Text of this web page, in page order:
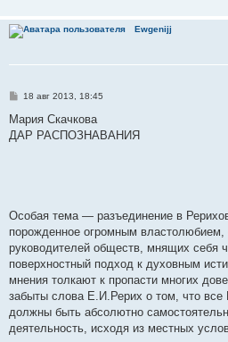
Ewgenijj
С
о
щ
18 авг 2013, 18:45
Мария Скачкова
ДАР РАСПОЗНАВАНИЯ
Особая тема — разъединение в
порожденное огромным
руководителей обществ, мнящих себя
поверхностный подход к духовным
мнения толкают к пропасти многих
забыты слова Е.И.Рерих о том, что все
должны быть абсолютно
деятельность, исходя из местных